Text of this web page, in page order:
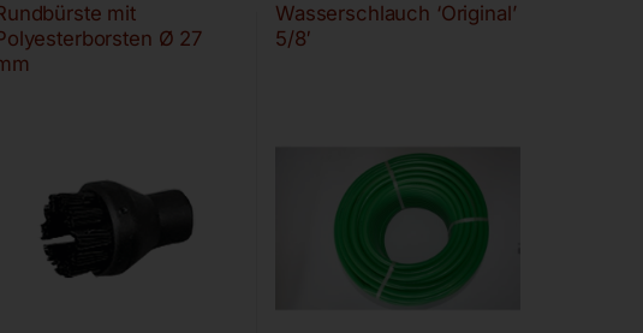
mit
Ø 27
Wasserschlauch ‘Original’
5/8′